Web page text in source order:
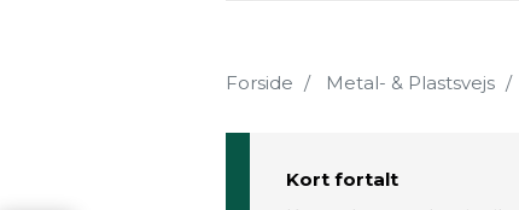
Forside Metal- & Plastsvejs
Kort fortalt